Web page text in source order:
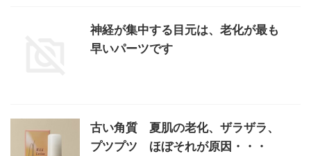
神経が集中する目元は、老化が最も
早いパーツです
古い角質 夏肌の老化、ザラザラ、
プツプツ ほぼそれが原因・・・